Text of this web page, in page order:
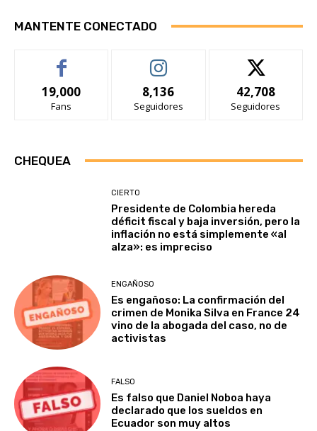
MANTENTE CONECTADO
19,000
Fans
8,136
Seguidores
42,708
Seguidores
CHEQUEA
CIERTO
Presidente de Colombia hereda
déficit fiscal y baja inversión, pero la
inflación no está simplemente «al
alza»: es impreciso
ENGAÑOSO
Es engañoso: La confirmación del
crimen de Monika Silva en France 24
vino de la abogada del caso, no de
activistas
FALSO
Es falso que Daniel Noboa haya
declarado que los sueldos en
Ecuador son muy altos